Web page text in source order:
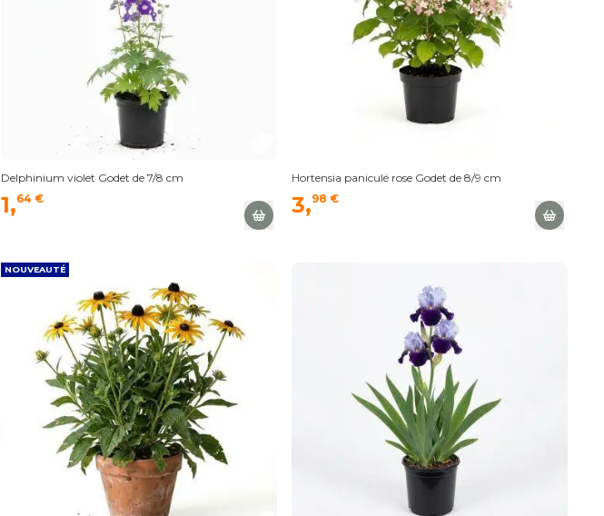
Delphinium violet Godet de 7/8 cm
1,64 €
Hortensia paniculé rose Godet de 8/9 cm
3,98 €
NOUVEAUTÉ